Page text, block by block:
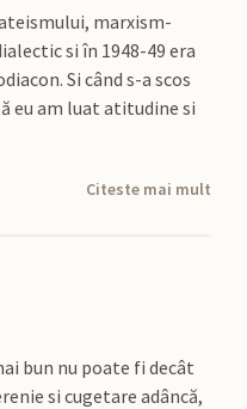
marxism-
si în 1948-49 era
Si când s-a scos
eu am luat atitudine si
Citeste mai mult
bun nu poate fi decât
si cugetare adâncă,